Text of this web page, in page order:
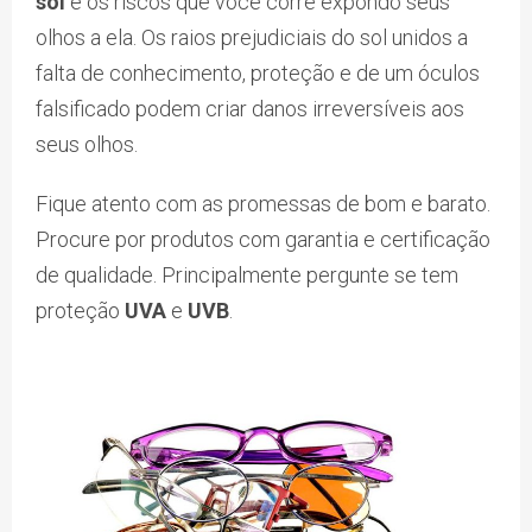
olhos a ela. Os raios prejudiciais do sol unidos a
falta de conhecimento, proteção e de um óculos
falsificado podem criar danos irreversíveis aos
seus olhos.
Fique atento com as promessas de bom e barato.
Procure por produtos com garantia e certificação
de qualidade. Principalmente pergunte se tem
proteção UVA e UVB